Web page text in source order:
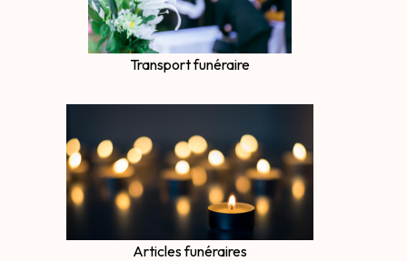
Transport funéraire
Articles funéraires